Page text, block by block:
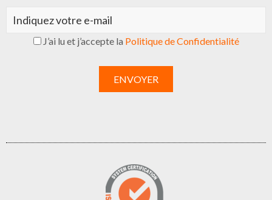
J’ai lu et j’accepte la Politique de Confidentialité